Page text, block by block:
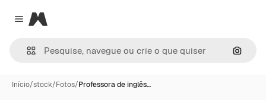
Close menu
Magnific
Início/stock/Fotos/Professora de inglês…